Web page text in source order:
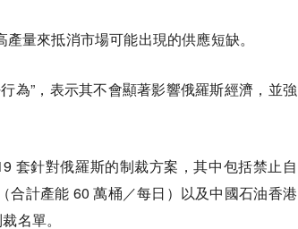
量來抵消市場可能出現的供應短缺。
為”，表示其不會顯著影響俄羅斯經濟，並強
套針對俄羅斯的制裁方案，其中包括禁止自
合計產能 60 萬桶／每日）以及中國石油香港
名單。